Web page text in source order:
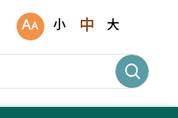
小 中 大